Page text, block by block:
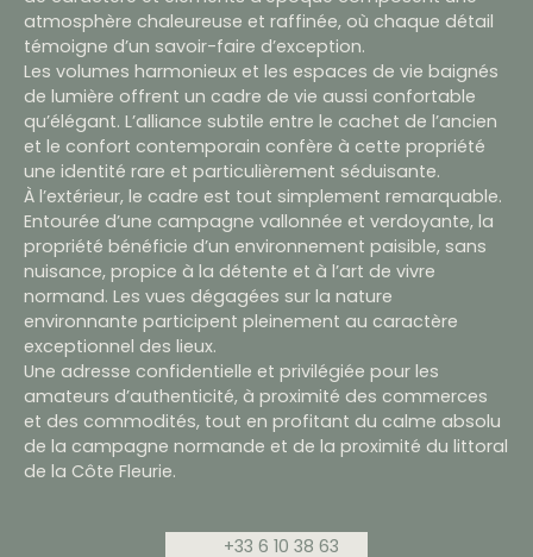
atmosphère chaleureuse et raffinée, où chaque détail
témoigne d’un savoir-faire d’exception.
Les volumes harmonieux et les espaces de vie baignés
de lumière offrent un cadre de vie aussi confortable
qu’élégant. L’alliance subtile entre le cachet de l’ancien
et le confort contemporain confère à cette propriété
une identité rare et particulièrement séduisante.
À l’extérieur, le cadre est tout simplement remarquable.
Entourée d’une campagne vallonnée et verdoyante, la
propriété bénéficie d’un environnement paisible, sans
nuisance, propice à la détente et à l’art de vivre
normand. Les vues dégagées sur la nature
environnante participent pleinement au caractère
exceptionnel des lieux.
Une adresse confidentielle et privilégiée pour les
amateurs d’authenticité, à proximité des commerces
et des commodités, tout en profitant du calme absolu
de la campagne normande et de la proximité du littoral
de la Côte Fleurie.
+33 6 10 38 63